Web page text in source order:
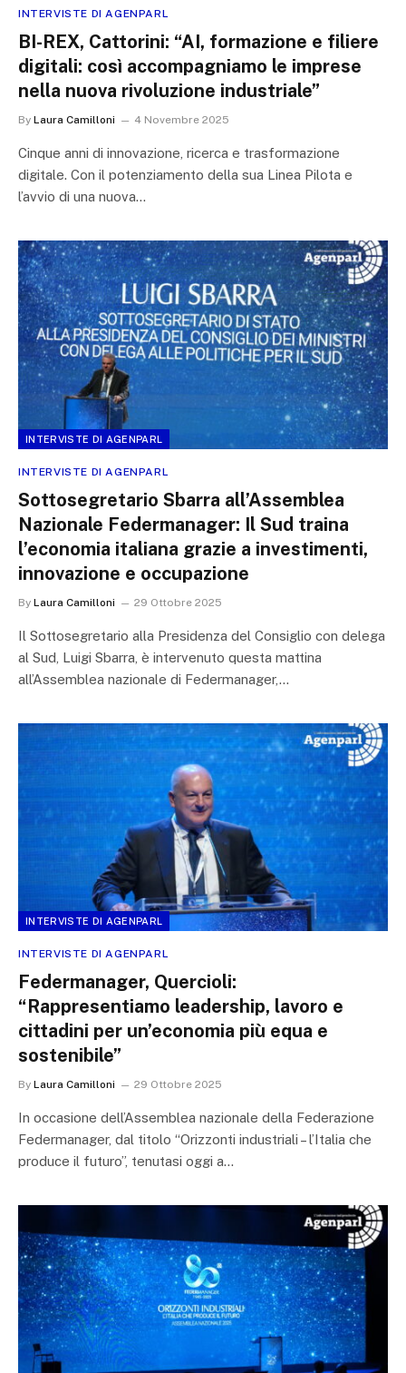
INTERVISTE DI AGENPARL
BI-REX, Cattorini: “AI, formazione e filiere
digitali: così accompagniamo le imprese
nella nuova rivoluzione industriale”
By Laura Camilloni 4 Novembre 2025
Cinque anni di innovazione, ricerca e trasformazione
digitale. Con il potenziamento della sua Linea Pilota e
l’avvio di una nuova…
INTERVISTE DI AGENPARL
INTERVISTE DI AGENPARL
Sottosegretario Sbarra all’Assemblea
Nazionale Federmanager: Il Sud traina
l’economia italiana grazie a investimenti,
innovazione e occupazione
By Laura Camilloni 29 Ottobre 2025
Il Sottosegretario alla Presidenza del Consiglio con delega
al Sud, Luigi Sbarra, è intervenuto questa mattina
all’Assemblea nazionale di Federmanager,…
INTERVISTE DI AGENPARL
INTERVISTE DI AGENPARL
Federmanager, Quercioli:
“Rappresentiamo leadership, lavoro e
cittadini per un’economia più equa e
sostenibile”
By Laura Camilloni 29 Ottobre 2025
In occasione dell’Assemblea nazionale della Federazione
Federmanager, dal titolo “Orizzonti industriali – l’Italia che
produce il futuro”, tenutasi oggi a…